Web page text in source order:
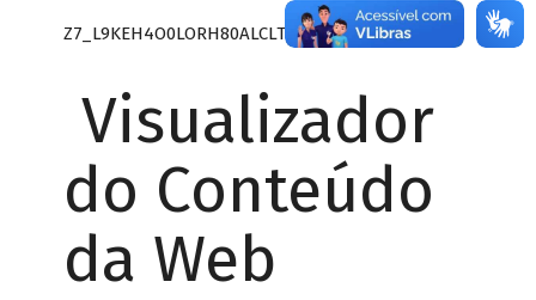
Z7_L9KEH4O0LORH80ALCLTPF80S27
Visualizador
do Conteúdo
da Web